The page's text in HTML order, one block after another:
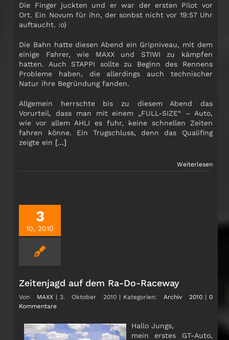
Die Finger juckten und er war der ersten Pilot vor
Ort. Ein Novum für ihn, der sonbst nicht vor 19:57 Uhr
auftaucht. :o)
Die Bahn hatte diesen Abend ein Gripniveau, mit dem
einige Fahrer, wie MAXX und STIWI zu kämpfen
hatten. Auch STAPPI sollte zu Beginn des Rennens
Probleme haben, die allerdings auch technischer
Natur ihre Begründung fanden.
Allgemein herrschte bis zu diesem Abend das
Vorurteil, dass man mit einem „FULL-SIZE“ – Auto,
wie vor allem AHLI es fuhr, keine schnellen Zeiten
fahren könne. Ein Trugschluss, denn das Qualifing
zeigte ein […]
Weiterlesen
3
10, 2010
Zeitenjagd auf dem Ra-Do-Raceway
Von MAXX | 3. Oktober 2010 | Kategorien:Archiv 2010 | 0
Kommentare
Hallo Jungs,
mein erstes GT-Auto,